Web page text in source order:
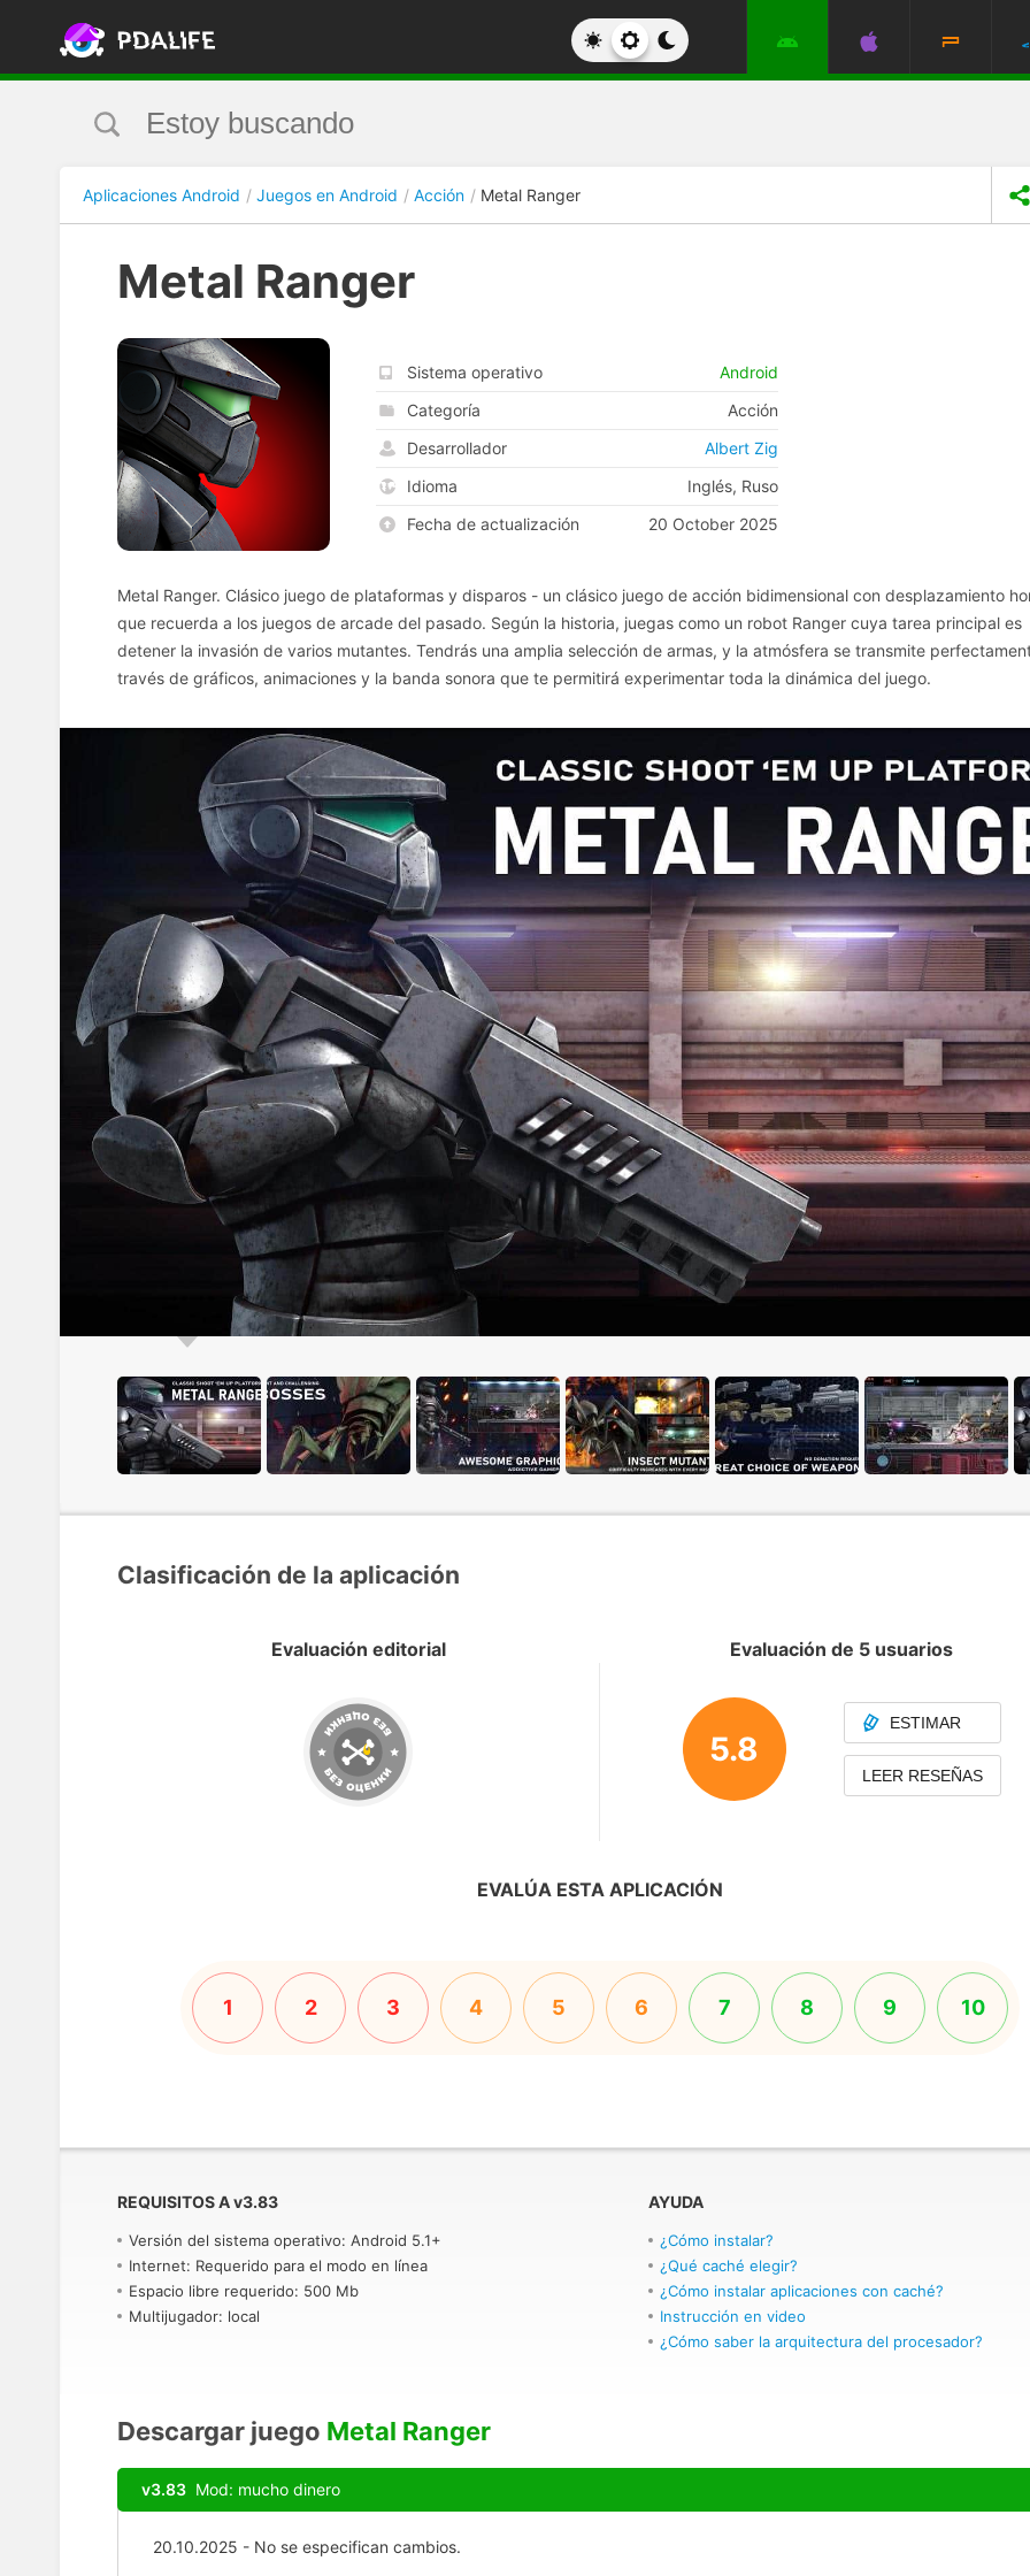
Aplicaciones Android Juegos en Android Acción Metal Ranger
Metal Ranger
Sistema operativo
Android
Categoría
Acción
Desarrollador
Albert Zig
Idioma
Inglés, Ruso
Fecha de actualización
20 October 2025
Metal Ranger. Clásico juego de plataformas y disparos - un clásico juego de acción bidimensional con desplazamiento
que recuerda a los juegos de arcade del pasado. Según la historia, juegas como un robot Ranger cuya tarea principal es
detener la invasión de varios mutantes. Tendrás una amplia selección de armas, y la atmósfera se transmite
través de gráficos, animaciones y la banda sonora que te permitirá experimentar toda la dinámica del juego.
Clasificación de la aplicación
Evaluación editorial Evaluación de 5 usuarios
5.8
ESTIMAR
LEER RESEÑAS
EVALÚA ESTA APLICACIÓN
1 2 3 4 5 6 7 8 9 10
REQUISITOS Av3.83
Versión del sistema operativo: Android 5.1+
Internet: Requerido para el modo en línea
Espacio libre requerido: 500 Mb
Multijugador: local
AYUDA
¿Cómo instalar?
¿Qué caché elegir?
¿Cómo instalar aplicaciones con caché?
Instrucción en video
¿Cómo saber la arquitectura del procesador?
Descargar juego Metal Ranger
v3.83 Mod: mucho dinero
20.10.2025 - No se especifican cambios.